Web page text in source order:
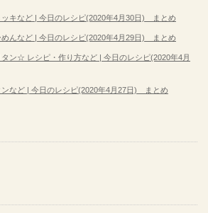
ッキなど | 今日のレシピ(2020年4月30日) まとめ
めんなど | 今日のレシピ(2020年4月29日) まとめ
ン☆ レシピ・作り方など | 今日のレシピ(2020年4月
ンなど | 今日のレシピ(2020年4月27日) まとめ